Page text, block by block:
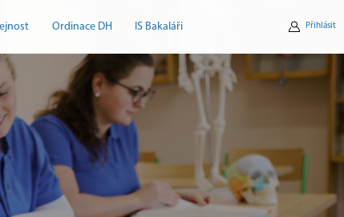
Přihlásit
Ordinace DH IS Bakaláři